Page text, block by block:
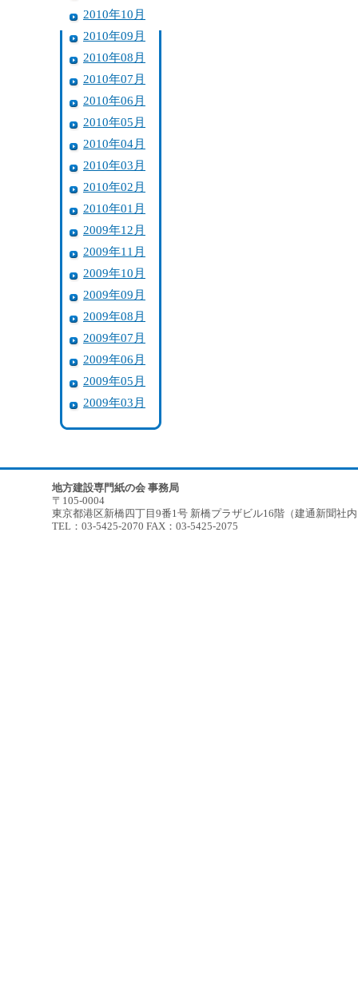
2010年10月
2010年09月
2010年08月
2010年07月
2010年06月
2010年05月
2010年04月
2010年03月
2010年02月
2010年01月
2009年12月
2009年11月
2009年10月
2009年09月
2009年08月
2009年07月
2009年06月
2009年05月
2009年03月
地方建設専門紙の会 事務局
〒105-0004
東京都港区新橋四丁目9番1号 新橋プラザビル16階（建通新聞社
TEL：03-5425-2070 FAX：03-5425-2075